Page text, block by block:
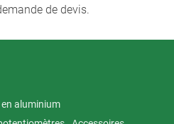
de devis.
aluminium